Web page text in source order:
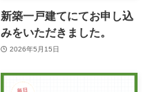
新築一戸建てにてお申し込
みをいただきました。
2026年5月15日